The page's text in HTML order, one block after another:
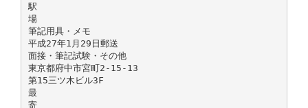
駅
場
筆記用具・メモ
平成27年1月29日郵送
面接・筆記試験・その他
東京都府中市宮町2-15-13
第15三ツ木ビル3F
最
寄